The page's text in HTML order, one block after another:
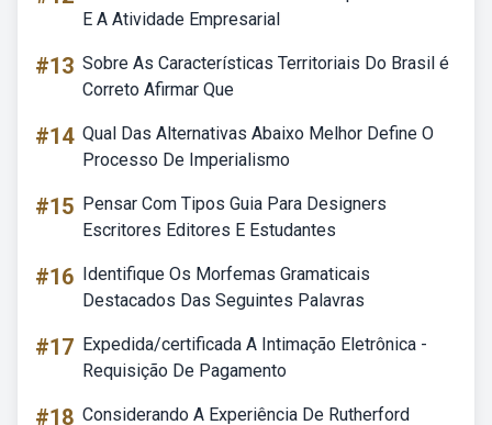
E A Atividade Empresarial
#13 Sobre As Características Territoriais Do Brasil é
Correto Afirmar Que
#14 Qual Das Alternativas Abaixo Melhor Define O
Processo De Imperialismo
#15 Pensar Com Tipos Guia Para Designers
Escritores Editores E Estudantes
#16 Identifique Os Morfemas Gramaticais
Destacados Das Seguintes Palavras
#17 Expedida/certificada A Intimação Eletrônica -
Requisição De Pagamento
#18 Considerando A Experiência De Rutherford